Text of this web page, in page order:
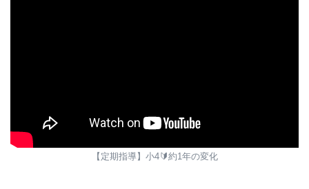
【定期指導】小4🔰約1年の変化